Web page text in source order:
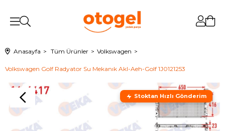
Anasayfa Tüm Ürünler Volkswagen
Volkswagen Golf Radyator Su Mekanık Akl-Aeh-Golf 1J0121253
Stoktan Hızlı Gönderim